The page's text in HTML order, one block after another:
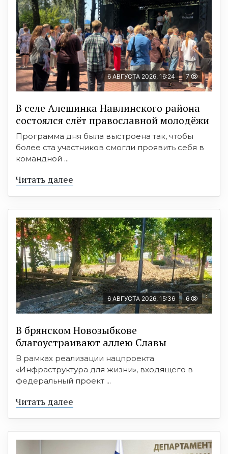
6 АВГУСТА 2026, 16:24 7
В селе Алешинка Навлинского района
состоялся слёт православной молодёжи
Программа дня была выстроена так, чтобы
более ста участников смогли проявить себя в
командной ...
Читать далее
6 АВГУСТА 2026, 15:36 6
В брянском Новозыбкове
благоустраивают аллею Славы
В рамках реализации нацпроекта
«Инфраструктура для жизни», входящего в
федеральный проект ...
Читать далее